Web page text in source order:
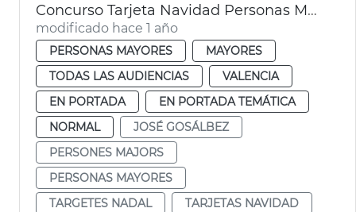
Concurso Tarjeta Navidad Personas Mayores València
modificado hace 1 año
PERSONAS MAYORES
MAYORES
TODAS LAS AUDIENCIAS
VALENCIA
EN PORTADA
EN PORTADA TEMÁTICA
NORMAL
JOSÉ GOSÁLBEZ
PERSONES MAJORS
PERSONAS MAYORES
TARGETES NADAL
TARJETAS NAVIDAD